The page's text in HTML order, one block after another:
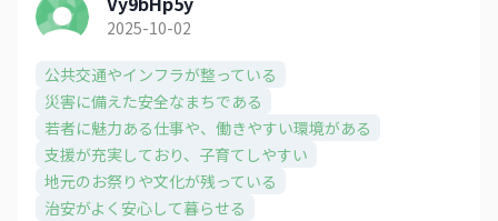
2025-10-02
公共交通やインフラが整っている
災害に備えた安全なまちである
若者に魅力ある仕事や、働きやすい環境がある
支援が充実しており、子育てしやすい
地元のお祭りや文化が残っている
治安がよく安心して暮らせる